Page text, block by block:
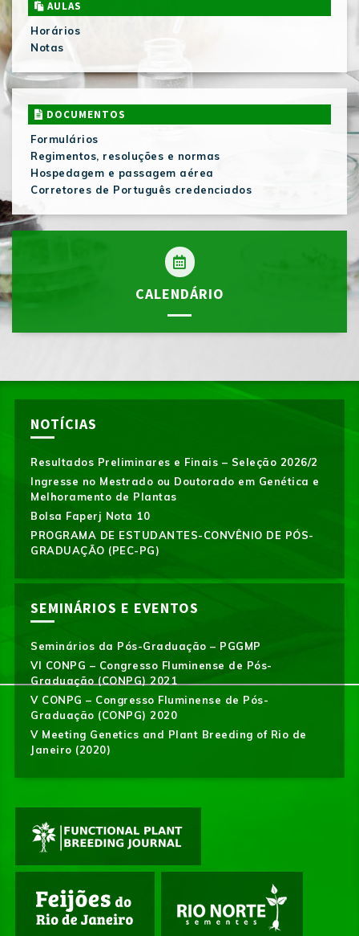
AULAS
Horários
Notas
DOCUMENTOS
Formulários
Regimentos, resoluções e normas
Hospedagem e passagem aérea
Corretores de Português credenciados
CALENDÁRIO
NOTÍCIAS
Resultados Preliminares e Finais – Seleção 2026/2
Ingresse no Mestrado ou Doutorado em Genética e
Melhoramento de Plantas
Bolsa Faperj Nota 10
PROGRAMA DE ESTUDANTES-CONVÊNIO DE PÓS-
GRADUAÇÃO (PEC-PG)
SEMINÁRIOS E EVENTOS
Seminários da Pós-Graduação – PGGMP
VI CONPG – Congresso Fluminense de Pós-
Graduação (CONPG) 2021
V CONPG – Congresso Fluminense de Pós-
Graduação (CONPG) 2020
V Meeting Genetics and Plant Breeding of Rio de
Janeiro (2020)